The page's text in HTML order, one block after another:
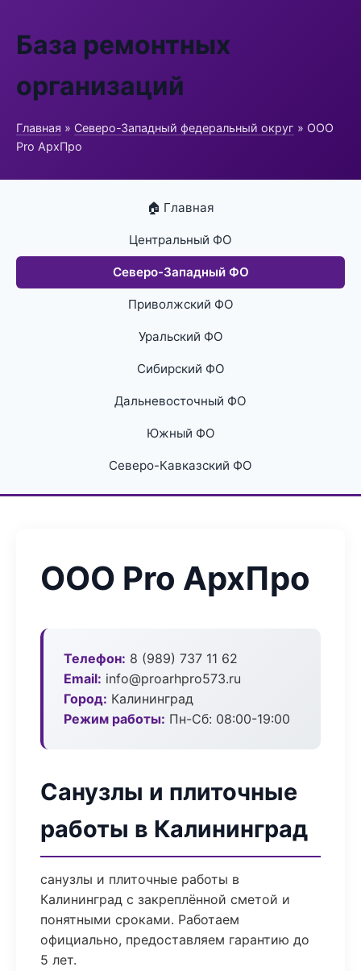
База ремонтных
организаций
Главная » Северо-Западный федеральный округ » ООО
Pro АрхПро
🏠 Главная
Центральный ФО
Северо-Западный ФО
Приволжский ФО
Уральский ФО
Сибирский ФО
Дальневосточный ФО
Южный ФО
Северо-Кавказский ФО
ООО Pro АрхПро
Телефон: 8 (989) 737 11 62
Email: info@proarhpro573.ru
Город: Калининград
Режим работы: Пн-Сб: 08:00-19:00
Санузлы и плиточные
работы в Калининград
санузлы и плиточные работы в
Калининград с закреплённой сметой и
понятными сроками. Работаем
официально, предоставляем гарантию до
5 лет.